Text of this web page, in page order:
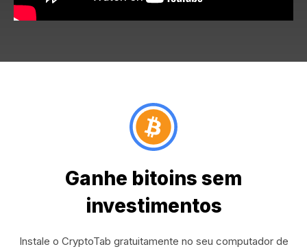
Ganhe bitoins sem
investimentos
Instale o CryptoTab gratuitamente no seu computador de